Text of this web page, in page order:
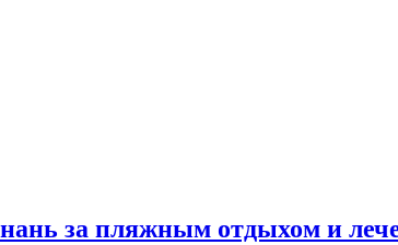
за пляжным отдыхом и